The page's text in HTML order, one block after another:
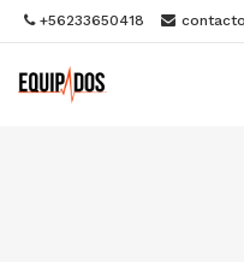
+56233650418